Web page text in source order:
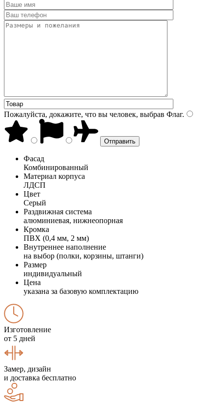
Пожалуйста, докажите, что вы человек, выбрав Флаг.
Фасад
Комбинированный
Материал корпуса
ЛДСП
Цвет
Серый
Раздвижная система
алюминиевая, нижнеопорная
Кромка
ПВХ (0,4 мм, 2 мм)
Внутреннее наполнение
на выбор (полки, корзины, штанги)
Размер
индивидуальный
Цена
указана за базовую комплектацию
Изготовление
от 5 дней
Замер, дизайн
и доставка бесплатно